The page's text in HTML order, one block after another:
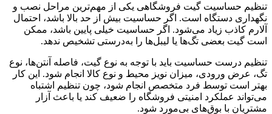
تنظیم حساسیت گیت فروشگاهی یکی از مهم‌ترین مراحل نصب و
نگهداری دستگاه است. اگر حساسیت بیش از حد بالا باشد، احتمال
آلارم کاذب زیاد می‌شود. اگر حساسیت خیلی پایین باشد، ممکن
است گیت بعضی تگ‌ها یا لیبل‌ها را به‌درستی تشخیص ندهد.
تنظیم درست حساسیت باید با توجه به نوع گیت، فاصله آنتن‌ها، نوع
تگ، عرض ورودی، میزان نویز محیط و نوع کالا انجام شود. این کار
بهتر است توسط فرد متخصص انجام شود، چون تنظیم اشتباه
می‌تواند عملکرد امنیتی فروشگاه را ضعیف کند یا باعث آزار
مشتریان با بوق‌های بی‌مورد شود.